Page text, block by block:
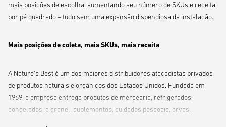
mais posições de escolha, aumentando seu número de SKUs e receita
por pé quadrado – tudo sem uma expansão dispendiosa da instalação.
Mais posições de coleta, mais SKUs, mais receita
A Nature's Best é um dos maiores distribuidores atacadistas privados
de produtos naturais e orgânicos dos Estados Unidos. Fundada em
1969, a empresa entrega produtos de mercearia, refrigerados,
congelados, a granel, suplementos, cuidados pessoais, ervas,